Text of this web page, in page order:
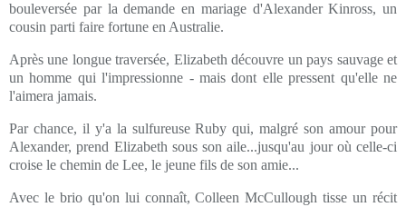
bouleversée par la demande en mariage d'Alexander Kinross, un
cousin parti faire fortune en Australie.
Après une longue traversée, Elizabeth découvre un pays sauvage et
un homme qui l'impressionne - mais dont elle pressent qu'elle ne
l'aimera jamais.
Par chance, il y'a la sulfureuse Ruby qui, malgré son amour pour
Alexander, prend Elizabeth sous son aile...jusqu'au jour où celle-ci
croise le chemin de Lee, le jeune fils de son amie...
Avec le brio qu'on lui connaît, Colleen McCullough tisse un récit